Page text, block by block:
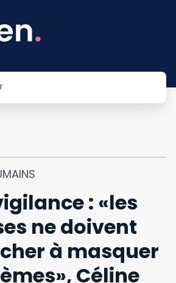
: «les
ne doivent
à masquer
Céline